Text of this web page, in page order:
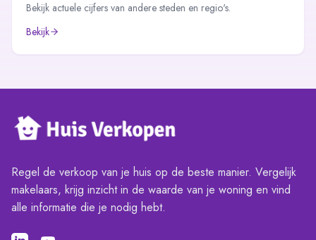
Bekijk actuele cijfers van andere steden en regio's.
Bekijk
Regel de verkoop van je huis op de beste manier. Vergelijk
makelaars, krijg inzicht in de waarde van je woning en vind
alle informatie die je nodig hebt.